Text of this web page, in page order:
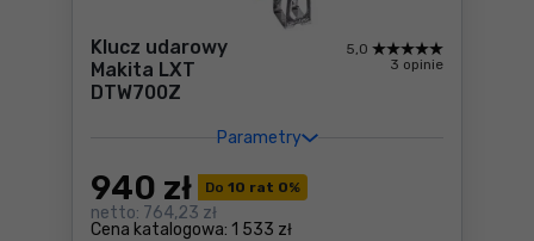
Klucz udarowy
Makita LXT
DTW700Z
Parametry
5,0
3 opinie
Do 10 rat 0%
Cena katalogowa: 1 533 zł
940 zł
netto: 764,23 zł